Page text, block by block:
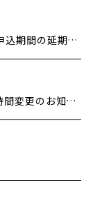
施設予約システムリニューアルに伴う抽選申込期間の延期について
たづくり１２階フリースペースの利用可能時間変更のお知らせ